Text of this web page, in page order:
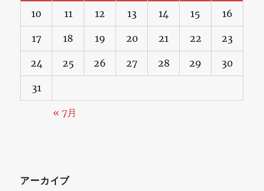
10 11 12 13 14 15 16
17 18 19 20 21 22 23
24 25 26 27 28 29 30
31
« 7月
アーカイブ